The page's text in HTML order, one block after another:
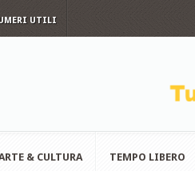
UTILI
& CULTURA TEMPO LIBERO